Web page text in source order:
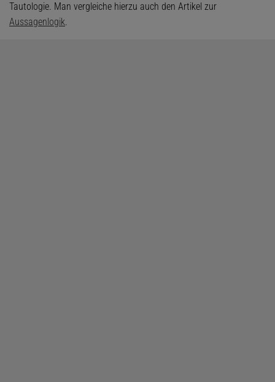
Tautologie. Man vergleiche hierzu auch den Artikel zur
Aussagenlogik.